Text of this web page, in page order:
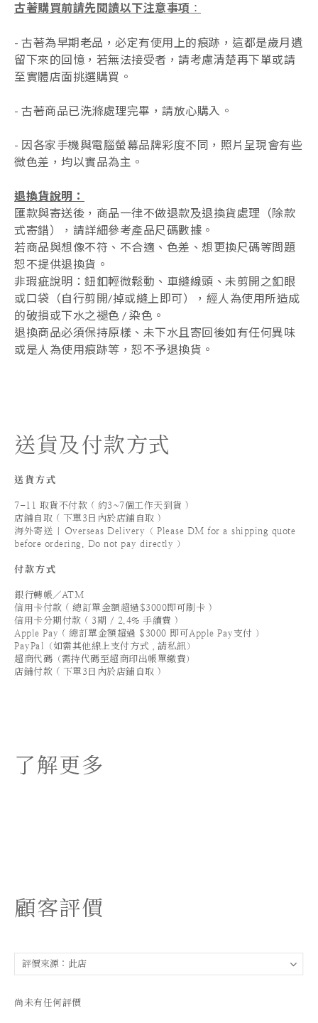
古著購買前請先閱讀以下注意事項 ：
- 古著為早期老品，必定有使用上的痕跡，這都是歲月遺
留下來的回憶，若無法接受者，請考慮清楚再下單或請
至實體店面挑選購買。
- 古著商品已洗滌處理完畢，請放心購入。
- 因各家手機與電腦螢幕品牌彩度不同，照片呈現會有些
微色差，均以實品為主。
退換貨說明：
匯款與寄送後，商品一律不做退款及退換貨處理（除款
式寄錯）， 請詳細參考產品尺碼數據 。
若商品與想像不符、不合適、色差、想更換尺碼等問題
恕不提供退換貨。
非瑕疵說明：鈕釦輕微鬆動、車縫線頭、未剪開之釦眼
或口袋（自行剪開/掉或縫上即可），經人為使用所造成
的破損或下水之褪色 / 染色。
退換商品必須保持原樣、未下水且 寄回後如有任何異味
或是人為使用痕跡等 ， 恕不予退換貨。
送貨及付款方式
送貨方式
7-11 取貨不付款 ( 約3~7個工作天到貨 )
店鋪自取 ( 下單3日內於店鋪自取 )
海外寄送 | Overseas Delivery（ Please DM for a shipping quote
before ordering. Do not pay directly ）
付款方式
銀行轉帳／ATM
信用卡付款 ( 總訂單金額超過$3000即可刷卡 )
信用卡分期付款 ( 3期 / 2.4% 手續費 )
Apple Pay ( 總訂單金額超過 $3000 即可Apple Pay支付 ）
PayPal（如需其他線上支付方式，請私訊）
超商代碼（需持代碼至超商印出帳單繳費）
店鋪付款 ( 下單3日內於店鋪自取 )
了解更多
顧客評價
尚未有任何評價